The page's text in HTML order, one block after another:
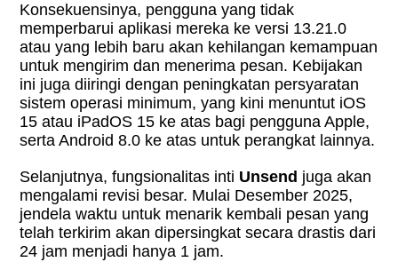
Konsekuensinya, pengguna yang tidak
memperbarui aplikasi mereka ke versi 13.21.0
atau yang lebih baru akan kehilangan kemampuan
untuk mengirim dan menerima pesan. Kebijakan
ini juga diiringi dengan peningkatan persyaratan
sistem operasi minimum, yang kini menuntut iOS
15 atau iPadOS 15 ke atas bagi pengguna Apple,
serta Android 8.0 ke atas untuk perangkat lainnya.
Selanjutnya, fungsionalitas inti Unsend juga akan
mengalami revisi besar. Mulai Desember 2025,
jendela waktu untuk menarik kembali pesan yang
telah terkirim akan dipersingkat secara drastis dari
24 jam menjadi hanya 1 jam.